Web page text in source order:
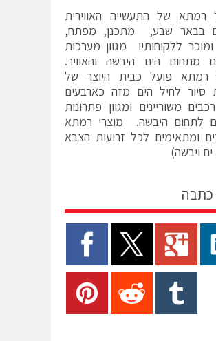
רמתא של התעשייה האווירית
בבאר שבע, מתכנן, מפתח,
ומוכר ללקוחותיו מגוון מערכות
מתחום הים היבשה והאוויר.
רמתא פועל כבית היוצר של
סיור לחיל הים מזה כארבעים
משוריינים ומגוון פתרונות
לתחום היבשה. מוצרי רמתא
ומתאימים לכל זרועות הצבא
ים ויבשה)